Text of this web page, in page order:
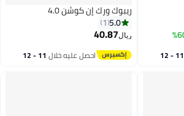
11 - 12
ريبوك ورك إن كوشن 4.0
5.0
1
ريال40.87
احصل عليه خلال 11 - 12